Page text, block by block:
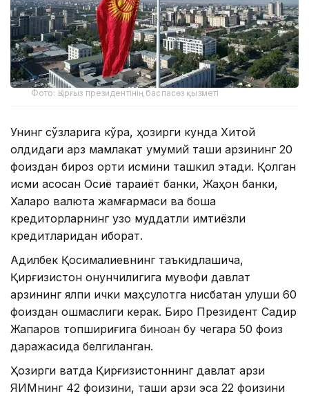
Фото: Қырғыз президентінің баспасөз қызметі
Унинг сўзларига кўра, ҳозирги кунда Хитой
олдидаги қарз мамлакат умумий ташқи қарзининг 20
фоиздан бироз ортиқ қисмини ташкил этади. Қолган
қисми асосан Осиё тараққиёт банки, Жаҳон банки,
Халқаро валюта жамғармаси ва бошқа
кредиторларнинг узоқ муддатли имтиёзли
кредитларидан иборат.
Адилбек Қосималиевнинг таъкидлашича,
Қирғизистон қонунчилигига мувофиқ давлат
қарзининг ялпи ички маҳсулотга нисбатан улуши 60
фоиздан ошмаслиги керак. Бироқ Президент Садир
Жапаров топшириғига биноан бу чегара 50 фоиз
даражасида белгиланган.
Ҳозирги вақтда Қирғизистоннинг давлат қарзи
ЯИМнинг 42 фоизини, ташқи қарзи эса 22 фоизини